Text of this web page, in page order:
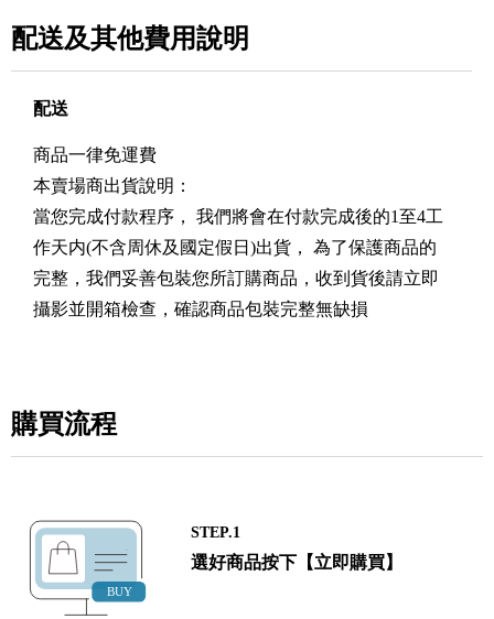
配送及其他費用說明
配送
商品一律免運費
本賣場商出貨說明：
當您完成付款程序， 我們將會在付款完成後的1至4工
作天内(不含周休及國定假日)出貨， 為了保護商品的
完整，我們妥善包裝您所訂購商品，收到貨後請立即
攝影並開箱檢查，確認商品包裝完整無缺損
購買流程
STEP.1
選好商品按下【立即購買】